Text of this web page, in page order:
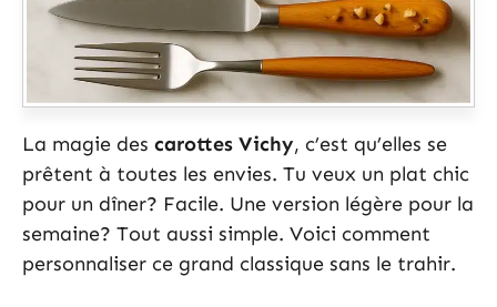
La magie des carottes Vichy, c’est qu’elles se
prêtent à toutes les envies. Tu veux un plat chic
pour un dîner? Facile. Une version légère pour la
semaine? Tout aussi simple. Voici comment
personnaliser ce grand classique sans le trahir.